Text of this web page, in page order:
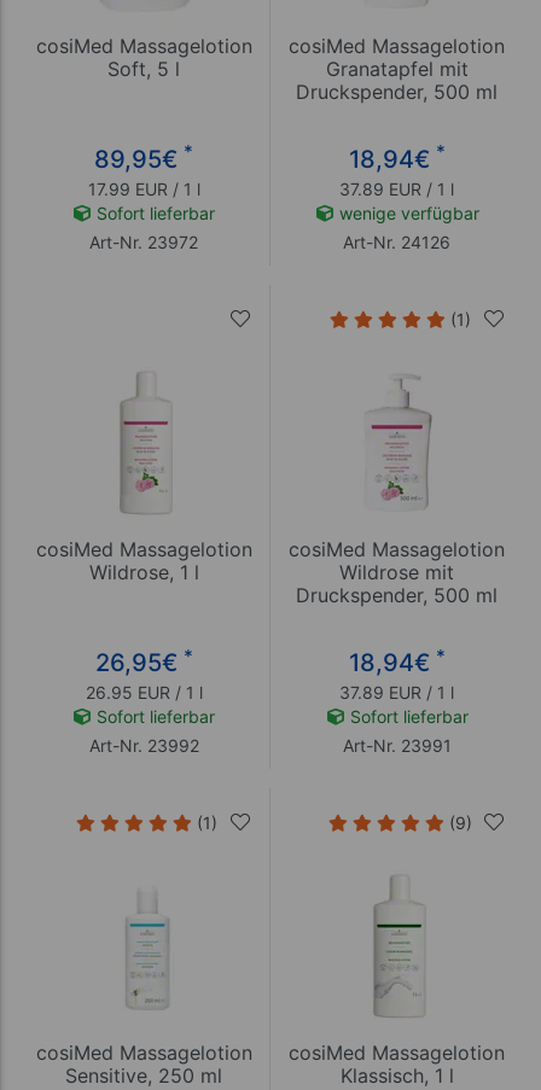
cosiMed Massagelotion
Soft, 5 l
89,95€ *
17.99 EUR / 1 l
Sofort lieferbar
Art-Nr. 23972
cosiMed Massagelotion
Granatapfel mit
Druckspender, 500 ml
18,94€ *
37.89 EUR / 1 l
wenige verfügbar
Art-Nr. 24126
cosiMed Massagelotion
Wildrose, 1 l
26,95€ *
26.95 EUR / 1 l
Sofort lieferbar
Art-Nr. 23992
(1)
cosiMed Massagelotion
Wildrose mit
Druckspender, 500 ml
18,94€ *
37.89 EUR / 1 l
Sofort lieferbar
Art-Nr. 23991
(1)
cosiMed Massagelotion
Sensitive, 250 ml
(9)
cosiMed Massagelotion
Klassisch, 1 l